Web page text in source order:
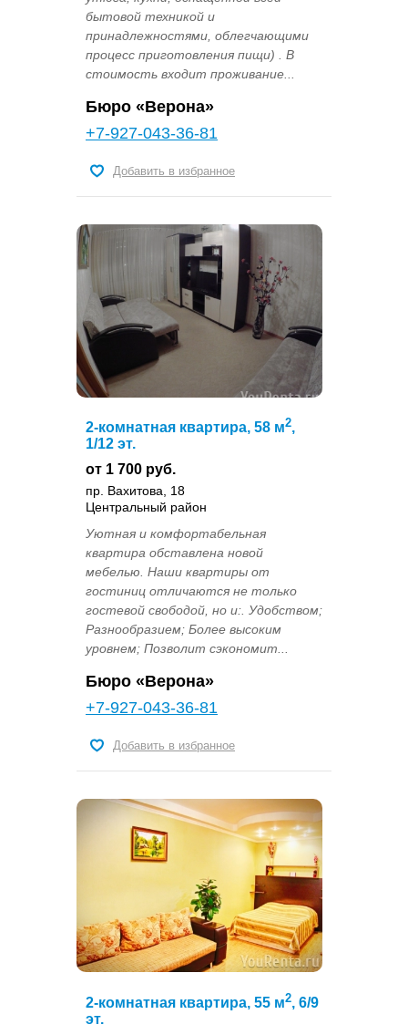
бытовой техникой и
принадлежностями, облегчающими
процесс приготовления пищи) . В
стоимость входит проживание...
Бюро «Верона»
+7-927-043-36-81
Добавить в избранное
2-комнатная квартира, 58 м2,
1/12 эт.
от 1 700 руб.
пр. Вахитова, 18
Центральный район
Уютная и комфортабельная
квартира обставлена новой
мебелью. Наши квартиры от
гостиниц отличаются не только
гостевой свободой, но и:. Удобством;
Разнообразием; Более высоким
уровнем; Позволит сэкономит...
Бюро «Верона»
+7-927-043-36-81
Добавить в избранное
2-комнатная квартира, 55 м2, 6/9
эт.